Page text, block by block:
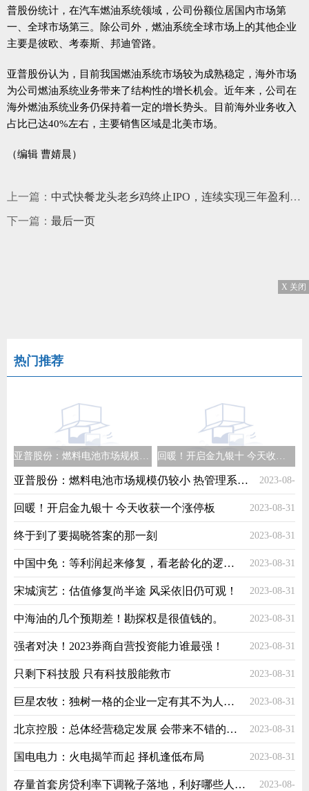
普股份统计，在汽车燃油系统领域，公司份额位居国内市场第
一、全球市场第三。除公司外，燃油系统全球市场上的其他企业
主要是彼欧、考泰斯、邦迪管路。
亚普股份认为，目前我国燃油系统市场较为成熟稳定，海外市场
为公司燃油系统业务带来了结构性的增长机会。近年来，公司在
海外燃油系统业务仍保持着一定的增长势头。目前海外业务收入
占比已达40%左右，主要销售区域是北美市场。
（编辑 曹婧晨）
上一篇： 中式快餐龙头老乡鸡终止IPO，连续实现三年盈利，拥有超过1000家门店
下一篇： 最后一页
X 关闭
热门推荐
亚普股份：燃料电池市场规模仍较小 热管理系统已获初步意向订单|直击业绩会 回暖！开启金九银十 今天收获一个涨停板
亚普股份：燃料电池市场规模仍较小 热管理系统已获初步意向订单|直击业绩会 2023-08-
31
回暖！开启金九银十 今天收获一个涨停板 2023-08-31
终于到了要揭晓答案的那一​刻 2023-08-31
中国中免：等利润起来修复，看老龄化的逻辑兑现 2023-08-31
宋城演艺：估值修复尚半途 风采依旧仍可观！ 2023-08-31
中海油的几个预期差！勘探权是很值钱的。 2023-08-31
强者对决！2023券商自营投资能力谁最强！ 2023-08-31
只剩下科技股 只有科技股能救市 2023-08-31
巨星农牧：独树一格的企业一定有其不为人知的一面 2023-08-31
北京控股：总体经营稳定发展 会带来不错的收益 2023-08-31
国电电力：火电揭竿而起 择机逢低布局 2023-08-31
存量首套房贷利率下调靴子落地，利好哪些人？降多少？咋申请？ 2023-08-